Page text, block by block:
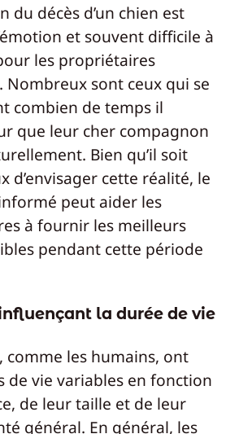
du décès d’un chien est
et souvent difficile à
les propriétaires
Nombreux sont ceux qui se
combien de temps il
que leur cher compagnon
Bien qu’il soit
d’envisager cette réalité, le
peut aider les
à fournir les meilleurs
pendant cette période
la durée de vie
comme les humains, ont
de vie variables en fonction
de leur taille et de leur
général. En général, les